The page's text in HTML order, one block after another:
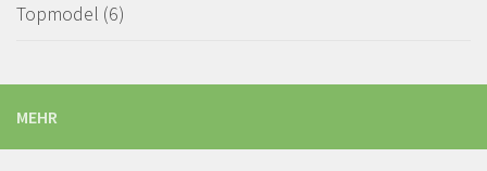
Topmodel (6)
MEHR